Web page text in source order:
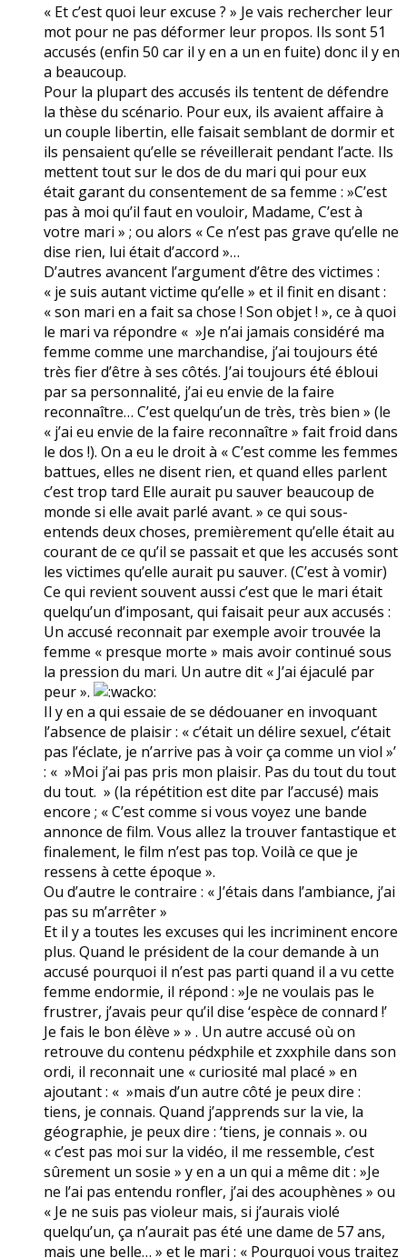
« Et c’est quoi leur excuse ? » Je vais rechercher leur
mot pour ne pas déformer leur propos. Ils sont 51
accusés (enfin 50 car il y en a un en fuite) donc il y en
a beaucoup.
Pour la plupart des accusés ils tentent de défendre
la thèse du scénario. Pour eux, ils avaient affaire à
un couple libertin, elle faisait semblant de dormir et
ils pensaient qu’elle se réveillerait pendant l’acte. Ils
mettent tout sur le dos de du mari qui pour eux
était garant du consentement de sa femme : »C’est
pas à moi qu’il faut en vouloir, Madame, C’est à
votre mari » ; ou alors « Ce n’est pas grave qu’elle ne
dise rien, lui était d’accord »…
D’autres avancent l’argument d’être des victimes :
« je suis autant victime qu’elle » et il finit en disant :
« son mari en a fait sa chose ! Son objet ! », ce à quoi
le mari va répondre « »Je n’ai jamais considéré ma
femme comme une marchandise, j’ai toujours été
très fier d’être à ses côtés. J’ai toujours été ébloui
par sa personnalité, j’ai eu envie de la faire
reconnaître… C’est quelqu’un de très, très bien » (le
« j’ai eu envie de la faire reconnaître » fait froid dans
le dos !). On a eu le droit à « C’est comme les femmes
battues, elles ne disent rien, et quand elles parlent
c’est trop tard Elle aurait pu sauver beaucoup de
monde si elle avait parlé avant. » ce qui sous-
entends deux choses, premièrement qu’elle était au
courant de ce qu’il se passait et que les accusés sont
les victimes qu’elle aurait pu sauver. (C’est à vomir)
Ce qui revient souvent aussi c’est que le mari était
quelqu’un d’imposant, qui faisait peur aux accusés :
Un accusé reconnait par exemple avoir trouvée la
femme « presque morte » mais avoir continué sous
la pression du mari. Un autre dit « J’ai éjaculé par
peur ».
Il y en a qui essaie de se dédouaner en invoquant
l’absence de plaisir : « c’était un délire sexuel, c’était
pas l’éclate, je n’arrive pas à voir ça comme un viol »’
: « »Moi j’ai pas pris mon plaisir. Pas du tout du tout
du tout. » (la répétition est dite par l’accusé) mais
encore ; « C’est comme si vous voyez une bande
annonce de film. Vous allez la trouver fantastique et
finalement, le film n’est pas top. Voilà ce que je
ressens à cette époque ».
Ou d’autre le contraire : « J’étais dans l’ambiance, j’ai
pas su m’arrêter »
Et il y a toutes les excuses qui les incriminent encore
plus. Quand le président de la cour demande à un
accusé pourquoi il n’est pas parti quand il a vu cette
femme endormie, il répond : »Je ne voulais pas le
frustrer, j’avais peur qu’il dise ‘espèce de connard !’
Je fais le bon élève » » . Un autre accusé où on
retrouve du contenu pédxphile et zxxphile dans son
ordi, il reconnait une « curiosité mal placé » en
ajoutant : « »mais d’un autre côté je peux dire :
tiens, je connais. Quand j’apprends sur la vie, la
géographie, je peux dire : ‘tiens, je connais ». ou
« c’est pas moi sur la vidéo, il me ressemble, c’est
sûrement un sosie » y en a un qui a même dit : »Je
ne l’ai pas entendu ronfler, j’ai des acouphènes » ou
« Je ne suis pas violeur mais, si j’aurais violé
quelqu’un, ça n’aurait pas été une dame de 57 ans,
mais une belle… » et le mari : « Pourquoi vous traitez